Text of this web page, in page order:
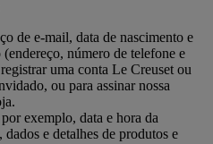
de e-mail, data de nascimento e
número de telefone e
uma conta Le Creuset ou
ou para assinar nossa
exemplo, data e hora da
e detalhes de produtos e